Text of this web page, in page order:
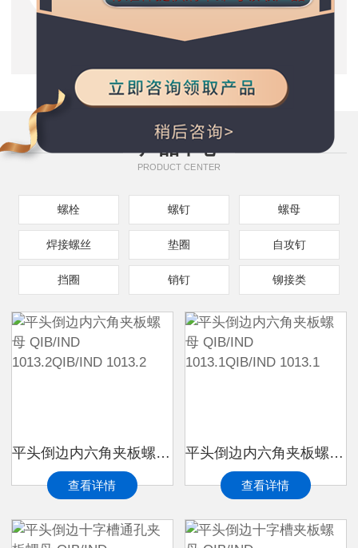
产品中心
PRODUCT CENTER
螺栓 螺钉 螺母
焊接螺丝 垫圈 自攻钉
挡圈 销钉 铆接类
平头倒边内六角夹板螺母 QIB/IND 1013.2QIB/IND 1013.2
查看详情
平头倒边内六角夹板螺母 QIB/IND 1013.1QIB/IND 1013.1
查看详情